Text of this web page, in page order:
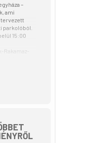
–
ami
tervezett
parkolóból.
15:00
kultúrtáj
Kerékpáros